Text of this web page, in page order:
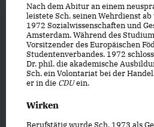
Nach dem Abitur an einem
leistete Sch. seinen Wehrdienst
1972 Sozialwissenschaften und
Amsterdam. Während des
Vorsitzender des Europäischen
Studentenverbandes. 1972
Dr. phil. die akademische
Sch. ein Volontariat bei der
er in die CDUein.
Wirken
Berufstätig wurde Sch. 1973 als